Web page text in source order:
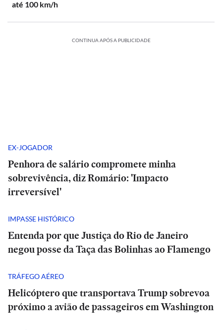
até 100 km/h
CONTINUA APÓS A PUBLICIDADE
EX-JOGADOR
Penhora de salário compromete minha
sobrevivência, diz Romário: 'Impacto
irreversível'
IMPASSE HISTÓRICO
Entenda por que Justiça do Rio de Janeiro
negou posse da Taça das Bolinhas ao Flamengo
TRÁFEGO AÉREO
Helicóptero que transportava Trump sobrevoa
próximo a avião de passageiros em Washington